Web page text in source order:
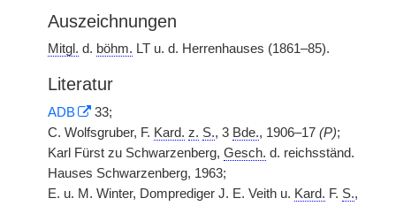
Auszeichnungen
Mitgl. d. böhm. LT u. d. Herrenhauses (1861–85).
Literatur
ADB
33;
C. Wolfsgruber, F. Kard. z. S., 3 Bde., 1906–17 (P);
Karl Fürst zu Schwarzenberg, Gesch. d. reichsständ.
Hauses Schwarzenberg, 1963;
E. u. M. Winter, Domprediger J. E. Veith u. Kard. F. S.,